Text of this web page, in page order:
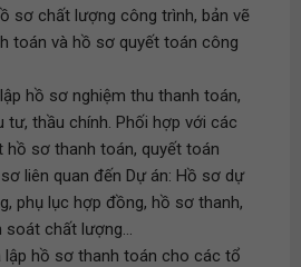
sơ chất lượng công trình, bản vẽ
toán và hồ sơ quyết toán công
hồ sơ nghiệm thu thanh toán,
tư, thầu chính. Phối hợp với các
hồ sơ thanh toán, quyết toán
liên quan đến Dự án: Hồ sơ dự
phụ lục hợp đồng, hồ sơ thanh,
soát chất lượng...
lập hồ sơ thanh toán cho các tổ